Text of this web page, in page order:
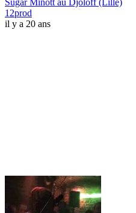
Sugar Minott au Djoloff (Lille)
12prod
il y a 20 ans